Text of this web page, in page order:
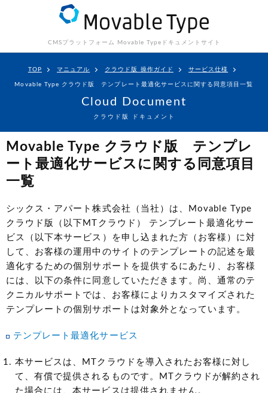
CMSプラットフォーム Movable Type ドキュメントサイト
TOP マニュアル クラウド版 操作ガイド サービス仕様
Movable Type クラウド版 テンプレート最適化サービスに関する同意項目一覧
Cloud Document
クラウド版 ドキュメント
Movable Type クラウド版 テンプレ
ート最適化サービスに関する同意項目
一覧
シックス・アパート株式会社（当社）は、Movable Type
クラウド版（以下MTクラウド） テンプレート最適化サー
ビス（以下本サービス）を申し込まれた方（お客様）に対
して、お客様の運用中のサイトのテンプレートの記述を最
適化するための個別サポートを提供するにあたり、お客様
には、以下の条件に同意していただきます。尚、通常のテ
クニカルサポートでは、お客様によりカスタマイズされた
テンプレートの個別サポートは対象外となっています。
テンプレート最適化サービス
本サービスは、MTクラウドを導入されたお客様に対し
て、有償で提供されるものです。MTクラウドが解約され
た場合には、本サービスは提供されません。